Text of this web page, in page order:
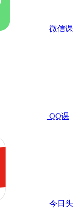
微信课
QQ课
今日头